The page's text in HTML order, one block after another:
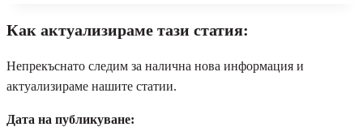
Как актуализираме тази статия:
Непрекъснато следим за налична нова информация и
актуализираме нашите статии.
Дата на публикуване: